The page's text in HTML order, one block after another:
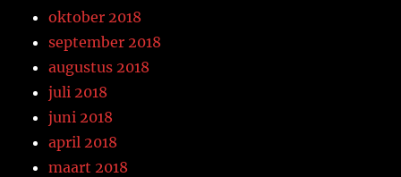
oktober 2018
september 2018
augustus 2018
juli 2018
juni 2018
april 2018
maart 2018